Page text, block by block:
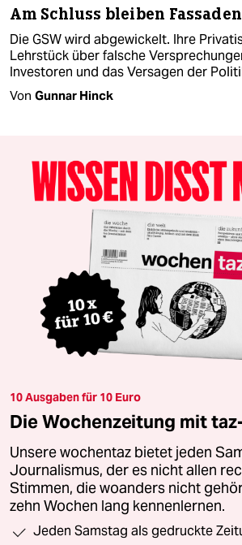
Am Schluss bleiben Fassaden
Die GSW wird abgewickelt. Ihre
Lehrstück über falsche
Investoren und das Versagen der
Von Gunnar Hinck
10 Ausgaben für 10 Euro
Die Wochenzeitung mit
Unsere wochentaz bietet jeden
Journalismus, der es nicht allen
Stimmen, die woanders nicht
zehn Wochen lang kennenlernen.
Jeden Samstag als gedruckte